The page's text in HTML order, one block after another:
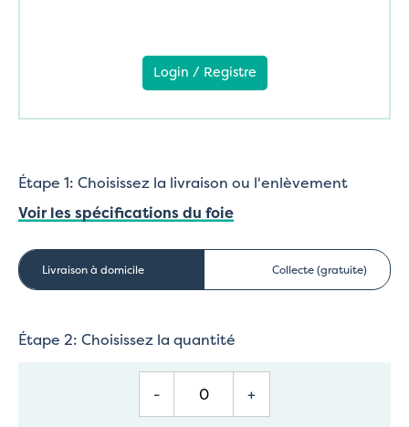
Login / Registre
Étape 1: Choisissez la livraison ou l'enlèvement
Voir les spécifications du foie
Livraison à domicile Collecte (gratuite)
Étape 2: Choisissez la quantité
- +